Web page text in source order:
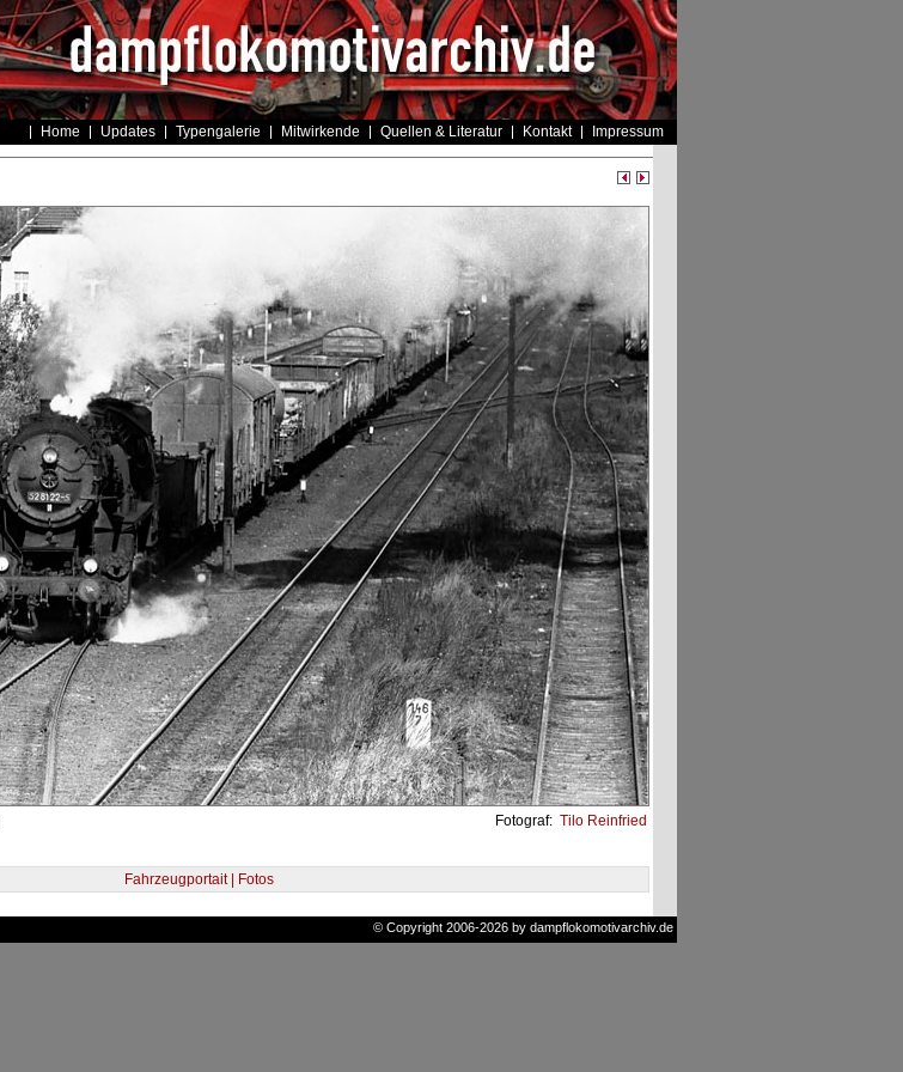
Home Updates Typengalerie Mitwirkende Quellen & Literatur Kontakt Impressum
Fotograf: Tilo Reinfried
Fahrzeugportait | Fotos
© Copyright 2006-2026 by dampflokomotivarchiv.de